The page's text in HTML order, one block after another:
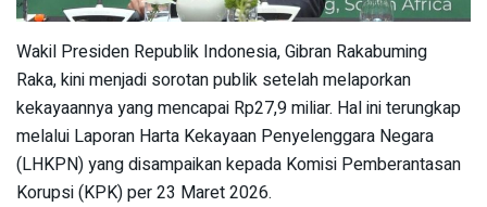
Wakil Presiden Republik Indonesia, Gibran Rakabuming
Raka, kini menjadi sorotan publik setelah melaporkan
kekayaannya yang mencapai Rp27,9 miliar. Hal ini terungkap
melalui Laporan Harta Kekayaan Penyelenggara Negara
(LHKPN) yang disampaikan kepada Komisi Pemberantasan
Korupsi (KPK) per 23 Maret 2026.